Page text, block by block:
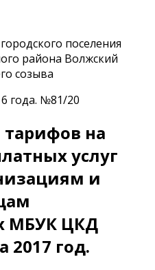
поселения
района Волжский
созыва
года. №81/20
на
услуг
и
МБУК ЦКД
год.